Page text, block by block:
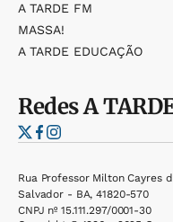
A TARDE FM
MASSA!
A TARDE EDUCAÇÃO
RedesA
Rua Professor Milton Cayres
Salvador - BA, 41820-570
CNPJ nº 15.111.297/0001-30